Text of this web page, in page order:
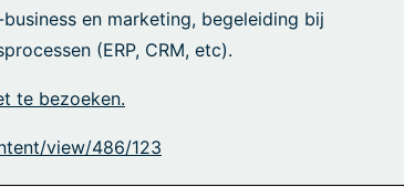
en marketing, begeleiding bij
(ERP, CRM, etc).
te bezoeken.
view/486/123